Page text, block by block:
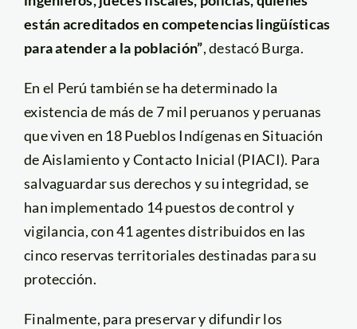
están acreditados en competencias lingüísticas
para atender a la población”, destacó Burga.
En el Perú también se ha determinado la
existencia de más de 7 mil peruanos y peruanas
que viven en 18 Pueblos Indígenas en Situación
de Aislamiento y Contacto Inicial (PIACI). Para
salvaguardar sus derechos y su integridad, se
han implementado 14 puestos de control y
vigilancia, con 41 agentes distribuidos en las
cinco reservas territoriales destinadas para su
protección.
Finalmente, para preservar y difundir los